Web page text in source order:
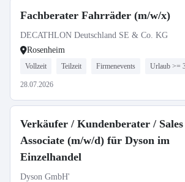
Fachberater Fahrräder (m/w/x)
DECATHLON Deutschland SE & Co. KG
Rosenheim
Vollzeit Teilzeit Firmenevents Urlaub >=
28.07.2026
Verkäufer / Kundenberater / Sales
Associate (m/w/d) für Dyson im
Einzelhandel
Dyson GmbH'